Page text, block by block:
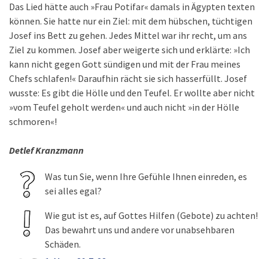
Das Lied hätte auch »Frau Potifar« damals in Ägypten texten
können. Sie hatte nur ein Ziel: mit dem hübschen, tüchtigen
Josef ins Bett zu gehen. Jedes Mittel war ihr recht, um ans
Ziel zu kommen. Josef aber weigerte sich und erklärte: »Ich
kann nicht gegen Gott sündigen und mit der Frau meines
Chefs schlafen!« Daraufhin rächt sie sich hasserfüllt. Josef
wusste: Es gibt die Hölle und den Teufel. Er wollte aber nicht
»vom Teufel geholt werden« und auch nicht »in der Hölle
schmoren«!
Detlef Kranzmann
Was tun Sie, wenn Ihre Gefühle Ihnen einreden, es
sei alles egal?
Wie gut ist es, auf Gottes Hilfen (Gebote) zu achten!
Das bewahrt uns und andere vor unabsehbaren
Schäden.